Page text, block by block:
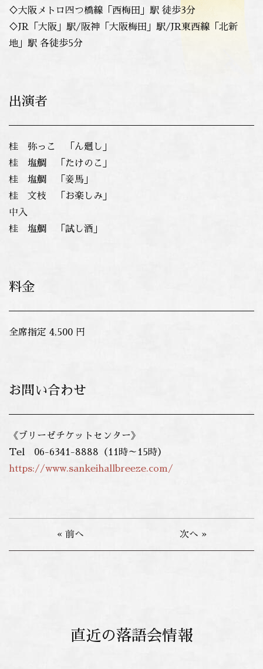
♢大阪メトロ四つ橋線「西梅田」駅 徒歩3分
♢JR「大阪」駅/阪神「大阪梅田」駅/JR東西線「北新
地」駅 各徒歩5分
出演者
桂 弥っこ 「ん廻し」
桂 塩鯛 「たけのこ」
桂 塩鯛 「妾馬」
桂 文枝 「お楽しみ」
中入
桂 塩鯛 「試し酒」
料金
全席指定 4,500 円
お問い合わせ
《ブリーゼチケットセンター》
Tel 06-6341-8888（11時～15時）
https://www.sankeihallbreeze.com/
« 前へ 次へ »
直近の落語会情報